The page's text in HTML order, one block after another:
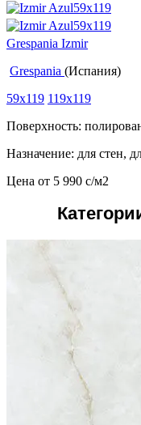
Grespania Izmir
Grespania (Испания)
59x119 119x119
Поверхность:
Назначение: для стен,
Цена от 5 990 c/м2